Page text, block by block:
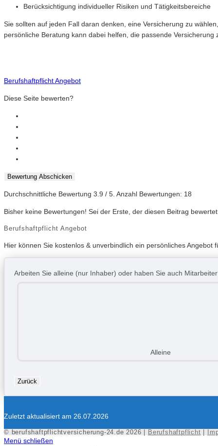
Berücksichtigung individueller Risiken und Tätigkeitsbereiche
Sie sollten auf jeden Fall daran denken, eine Versicherung zu
persönliche Beratung kann dabei helfen, die passende
Berufshaftpflicht Angebot
Diese Seite bewerten?
Bewertung Abschicken
Durchschnittliche Bewertung 3.9 / 5. Anzahl Bewertungen: 18
Bisher keine Bewertungen! Sei der Erste, der diesen Beitrag
Berufshaftpflicht Angebot
Hier können Sie kostenlos & unverbindlich ein persönliches
Arbeiten Sie alleine (nur Inhaber) oder haben Sie auch
Alleine
Zurück
Zuletzt aktualisiert am 26.07.2026
© berufshaftpflichtversicherung-24.de 2026 | Berufshaftpflicht
Menü schließen